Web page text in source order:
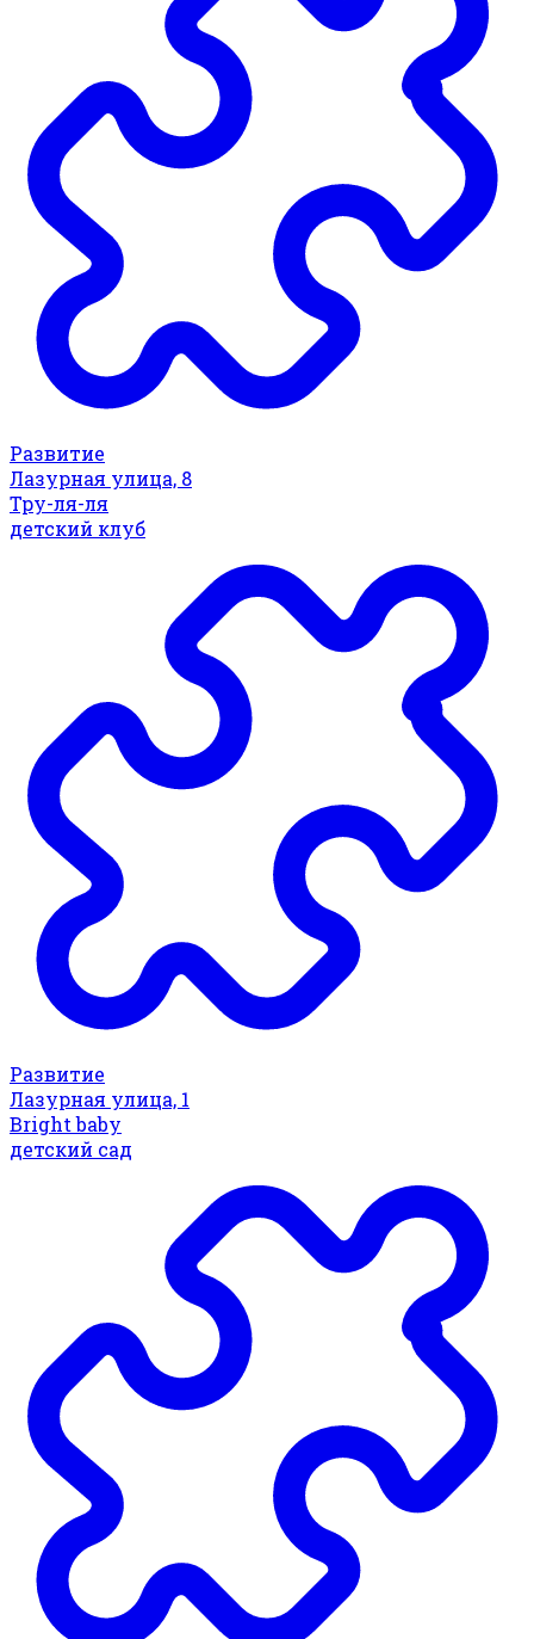
Развитие
Лазурная улица, 8
Тру-ля-ля
детский клуб
Развитие
Лазурная улица, 1
Bright baby
детский сад